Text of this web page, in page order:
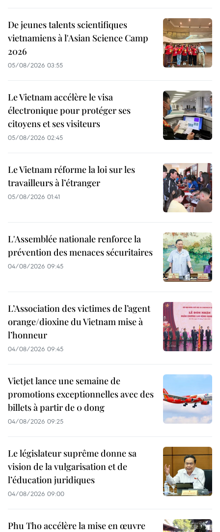
De jeunes talents scientifiques
vietnamiens à l'Asian Science Camp
2026
05/08/2026 03:55
Le Vietnam accélère le visa
électronique pour protéger ses
citoyens et ses visiteurs
05/08/2026 02:45
Le Vietnam réforme la loi sur les
travailleurs à l’étranger
05/08/2026 01:41
L'Assemblée nationale renforce la
prévention des menaces sécuritaires
04/08/2026 09:45
L’Association des victimes de l’agent
orange/dioxine du Vietnam mise à
l’honneur
04/08/2026 09:45
Vietjet lance une semaine de
promotions exceptionnelles avec des
billets à partir de 0 dong
04/08/2026 09:25
Le législateur suprême donne sa
vision de la vulgarisation et de
l’éducation juridiques
04/08/2026 09:00
Phu Tho accélère la mise en œuvre